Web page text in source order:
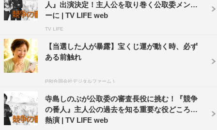
坂口健太郎 大倉孝二 杏
競争の番人
人』出演決定！主人公を取り巻く公取委メンバ
ーに | TV LIFE web
TV LIFE
【当選した人が暴露】宝くじ運が動く時、必ず
ある前触れ
PR(合同会社デジタルファーム )
寺島しのぶが公取委の審査長役に挑む！『競争
の番人』主人公の過去を知る重要な役どころを
熱演 | TV LIFE web